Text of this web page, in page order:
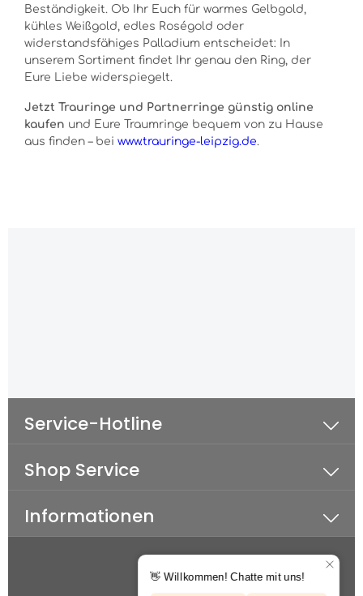
Beständigkeit. Ob Ihr Euch für warmes Gelbgold,
kühles Weißgold, edles Roségold oder
widerstandsfähiges Palladium entscheidet: In
unserem Sortiment findet Ihr genau den Ring, der
Eure Liebe widerspiegelt.
Jetzt Trauringe und Partnerringe günstig online
kaufen und Eure Traumringe bequem von zu Hause
aus finden – bei www.trauringe-leipzig.de.
Service-Hotline
Shop Service
Informationen